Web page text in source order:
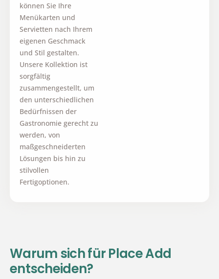
können Sie Ihre
Menükarten und
Servietten nach Ihrem
eigenen Geschmack
und Stil gestalten.
Unsere Kollektion ist
sorgfältig
zusammengestellt, um
den unterschiedlichen
Bedürfnissen der
Gastronomie gerecht zu
werden, von
maßgeschneiderten
Lösungen bis hin zu
stilvollen
Fertigoptionen.
Warum sich fürPlace Add
entscheiden?